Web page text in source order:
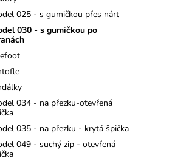
025 - s gumičkou přes nárt
030 - s gumičkou po
034 - na přezku-otevřená
035 - na přezku - krytá špička
049 - suchý zip - otevřená